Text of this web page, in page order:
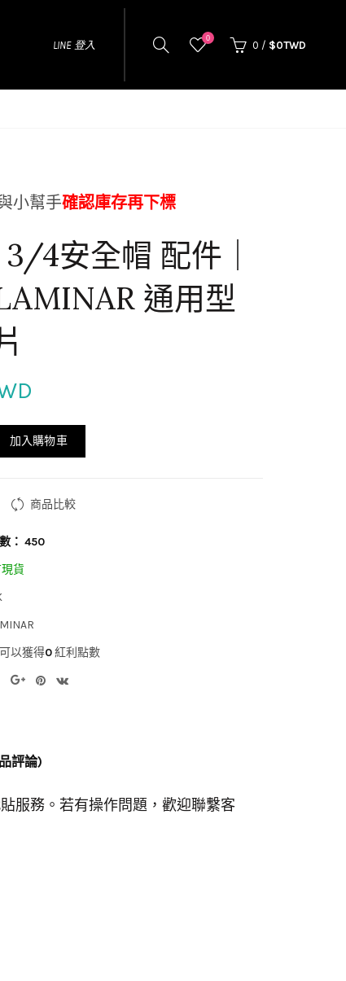
LINE 登入
0
0 / $0TWD
小幫手確認庫存再下標
4安全帽 配件｜
通用型
加入購物車
商品比較
： 450
貨
以獲得0紅利點數
評論)
服務。若有操作問題，歡迎聯繫客